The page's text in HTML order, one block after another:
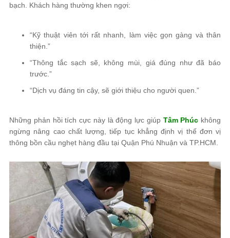
bạch. Khách hàng thường khen ngợi:
“Kỹ thuật viên tới rất nhanh, làm việc gọn gàng và thân
thiện.”
“Thông tắc sạch sẽ, không mùi, giá đúng như đã báo
trước.”
“Dịch vụ đáng tin cậy, sẽ giới thiệu cho người quen.”
Những phản hồi tích cực này là động lực giúp Tâm Phúc không
ngừng nâng cao chất lượng, tiếp tục khẳng định vị thế đơn vị
thông bồn cầu nghẹt hàng đầu tại Quận Phú Nhuận và TP.HCM.